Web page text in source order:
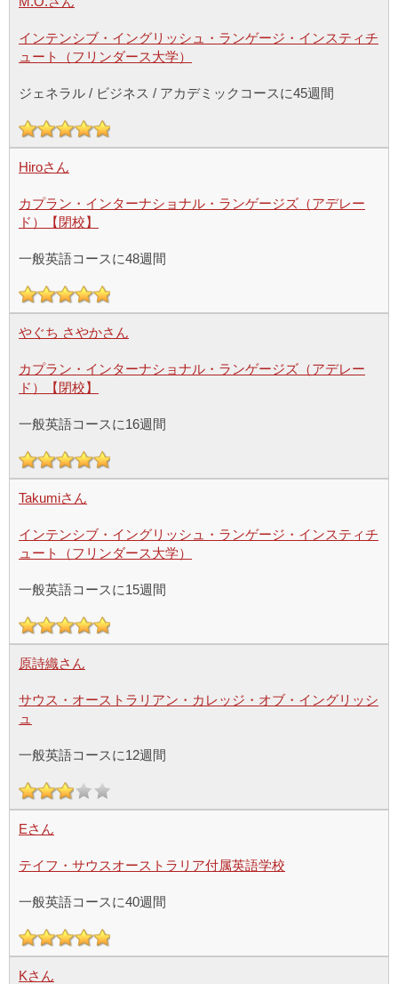
インテンシブ・イングリッシュ・ランゲージ・インスティチ
ュート（フリンダース大学）
ジェネラル / ビジネス / アカデミックコースに45週間
Hiroさん
カプラン・インターナショナル・ランゲージズ（アデレー
ド）【閉校】
一般英語コースに48週間
やぐち さやかさん
カプラン・インターナショナル・ランゲージズ（アデレー
ド）【閉校】
一般英語コースに16週間
Takumiさん
インテンシブ・イングリッシュ・ランゲージ・インスティチ
ュート（フリンダース大学）
一般英語コースに15週間
原詩織さん
サウス・オーストラリアン・カレッジ・オブ・イングリッシ
ュ
一般英語コースに12週間
Eさん
テイフ・サウスオーストラリア付属英語学校
一般英語コースに40週間
Kさん